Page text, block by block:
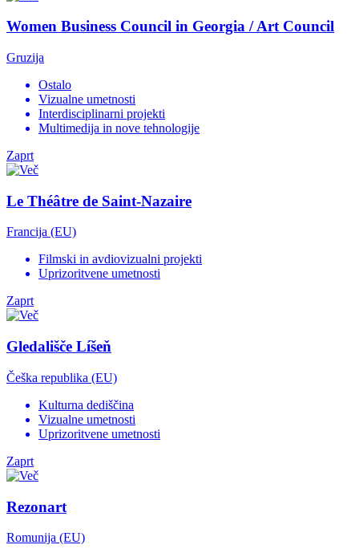
Women Business Council in Georgia / Art Council
Gruzija
Ostalo
Vizualne umetnosti
Interdisciplinarni projekti
Multimedija in nove tehnologije
Zaprt
Le Théâtre de Saint-Nazaire
Francija (EU)
Filmski in avdiovizualni projekti
Uprizoritvene umetnosti
Zaprt
Gledališče Líšeň
Češka republika (EU)
Kulturna dediščina
Vizualne umetnosti
Uprizoritvene umetnosti
Zaprt
Rezonart
Romunija (EU)